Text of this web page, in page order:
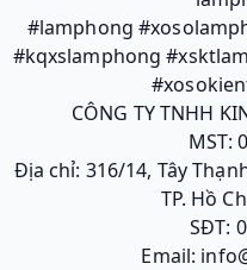
#lamphong
#kqxslamphong
CÔNG TY TNHH
MST:
Địa chỉ: 316/14, Tây
TP. Hồ
SĐT:
Email: